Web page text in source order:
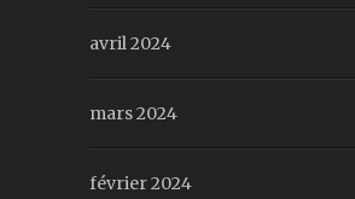
avril 2024
mars 2024
février 2024